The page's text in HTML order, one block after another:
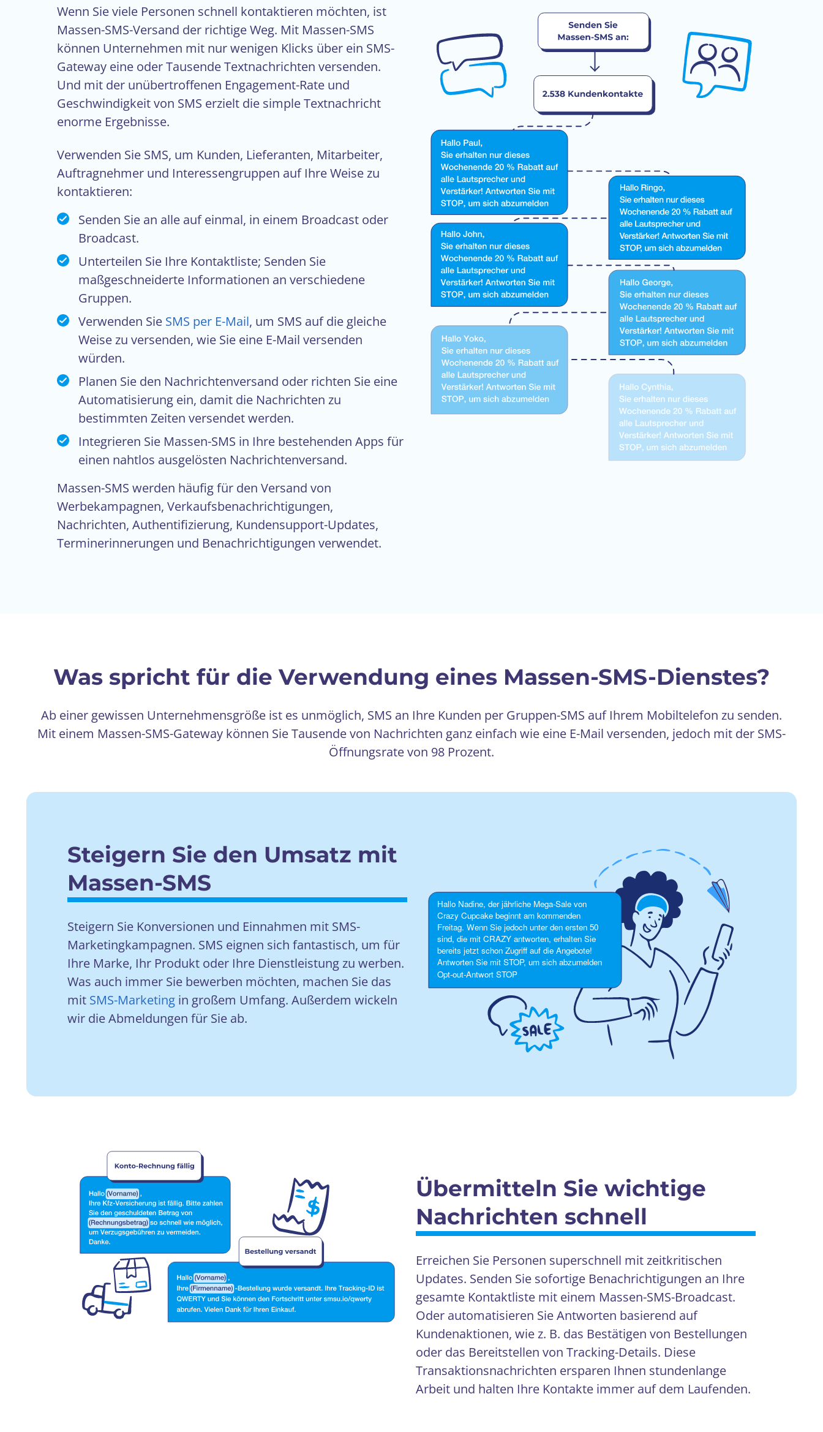
Wenn Sie viele Personen schnell kontaktieren möchten, ist
Massen-SMS-Versand der richtige Weg. Mit Massen-SMS
können Unternehmen mit nur wenigen Klicks über ein SMS-
Gateway eine oder Tausende Textnachrichten versenden.
Und mit der unübertroffenen Engagement-Rate und
Geschwindigkeit von SMS erzielt die simple Textnachricht
enorme Ergebnisse.
Verwenden Sie SMS, um Kunden, Lieferanten, Mitarbeiter,
Auftragnehmer und Interessengruppen auf Ihre Weise zu
kontaktieren:
Senden Sie an alle auf einmal, in einem Broadcast oder
Broadcast.
Unterteilen Sie Ihre Kontaktliste; Senden Sie
maßgeschneiderte Informationen an verschiedene
Gruppen.
Verwenden Sie SMS per E-Mail, um SMS auf die gleiche
Weise zu versenden, wie Sie eine E-Mail versenden
würden.
Planen Sie den Nachrichtenversand oder richten Sie eine
Automatisierung ein, damit die Nachrichten zu
bestimmten Zeiten versendet werden.
Integrieren Sie Massen-SMS in Ihre bestehenden Apps für
einen nahtlos ausgelösten Nachrichtenversand.
Massen-SMS werden häufig für den Versand von
Werbekampagnen, Verkaufsbenachrichtigungen,
Nachrichten, Authentifizierung, Kundensupport-Updates,
Terminerinnerungen und Benachrichtigungen verwendet.
Was spricht für die Verwendung eines Massen-SMS-Dienstes?
Ab einer gewissen Unternehmensgröße ist es unmöglich, SMS an Ihre Kunden per Gruppen-SMS auf Ihrem Mobiltelefon zu senden.
Mit einem Massen-SMS-Gateway können Sie Tausende von Nachrichten ganz einfach wie eine E-Mail versenden, jedoch mit der SMS-
Öffnungsrate von 98 Prozent.
Steigern Sie den Umsatz mit
Massen-SMS
Steigern Sie Konversionen und Einnahmen mit SMS-
Marketingkampagnen. SMS eignen sich fantastisch, um für
Ihre Marke, Ihr Produkt oder Ihre Dienstleistung zu werben.
Was auch immer Sie bewerben möchten, machen Sie das
mit SMS-Marketing in großem Umfang. Außerdem wickeln
wir die Abmeldungen für Sie ab.
Übermitteln Sie wichtige
Nachrichten schnell
Erreichen Sie Personen superschnell mit zeitkritischen
Updates. Senden Sie sofortige Benachrichtigungen an Ihre
gesamte Kontaktliste mit einem Massen-SMS-Broadcast.
Oder automatisieren Sie Antworten basierend auf
Kundenaktionen, wie z. B. das Bestätigen von Bestellungen
oder das Bereitstellen von Tracking-Details. Diese
Transaktionsnachrichten ersparen Ihnen stundenlange
Arbeit und halten Ihre Kontakte immer auf dem Laufenden.